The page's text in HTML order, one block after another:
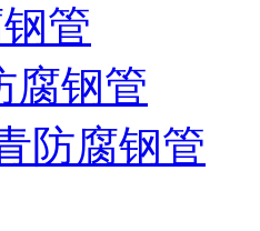
管
腐钢管
防腐钢管